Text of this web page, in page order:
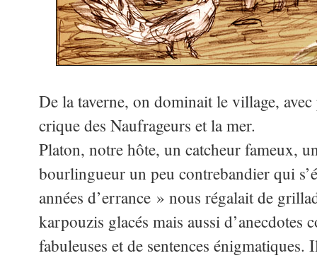
De la taverne, on dominait le village,
crique des Naufrageurs et la mer.
Platon, notre hôte, un catcheur fameux,
bourlingueur un peu contrebandier qui
années d’errance » nous régalait de
karpouzis glacés mais aussi d’anecdotes
fabuleuses et de sentences énigmatiques.